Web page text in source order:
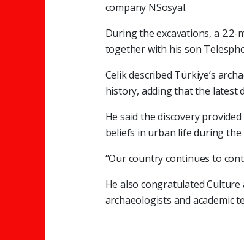
company NSosyal.
During the excavations, a
together with his son
Celik described Türkiye’s
history, adding that the latest
He said the discovery
beliefs in urban life during the
“Our country continues to
He also congratulated
archaeologists and academic